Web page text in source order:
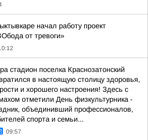
начал работу проект
от тревоги»
стадион поселка Краснозатонский
в настоящую столицу здоровья,
и хорошего настроения! Здесь с
отметили День физкультурника -
объединивший профессионалов,
спорта и семьи...
09:57